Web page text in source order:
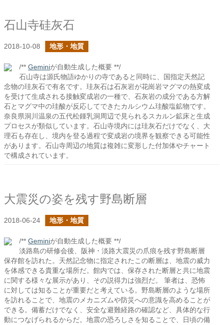
石山寺硅灰石
2018-10-08 地形・地質
/** Geminiが自動生成した概要 **/
石山寺は源氏物語ゆかりの寺であると同時に、国指定天然記
念物の珪灰石で有名です。珪灰石は石灰岩が花崗岩マグマの熱変成
を受けて生成される接触変成岩の一種で、石灰岩の成分である方解
石とマグマ中の珪酸が反応してできたカルシウム珪酸塩鉱物です。
奈良県洞川温泉の五代松鍾乳洞周辺で見られるスカルン鉱床と生成
プロセスが類似しています。石山寺境内には珪灰石だけでなく、大
理石も存在し、境内を登る過程で変成岩の境界を観察できる可能性
があります。石山寺周辺の地質は複雑に変形した付加体やチャート
で構成されています。
大震災の姿を残す野島断層
2018-06-24 地形・地質
/** Geminiが自動生成した概要 **/
淡路島の研修会後、阪神・淡路大震災の爪痕を残す野島断層
保存館を訪れた。天然記念物に指定されたこの断層は、地震の威力
を体感できる貴重な場所だ。館内では、保存された断層と共に地震
に関する様々な展示があり、その説得力は強烈だ。 筆者は、恐怖
に対しては知ることが重要だと考えている。野島断層のような場所
を訪れることで、地震のメカニズムや防災への意識を高めることが
できる。備蓄だけでなく、安全な避難経路の確認など、具体的な行
動につなげられるからだ。地震の恐ろしさを知ることで、日頃の備